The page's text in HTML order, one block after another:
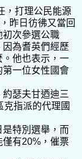
，打理公民能源
昨日彷彿又當回
初次參選公職
為耆英們經歷
。他也表示，一
第一位女性國會
瑟夫甘迺迪三
克指派的代理國
特別選舉，而
有20%，催票